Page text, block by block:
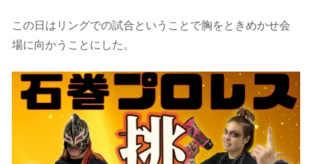
この日はリングでの試合ということで胸をときめかせ会
場に向かうことにした。